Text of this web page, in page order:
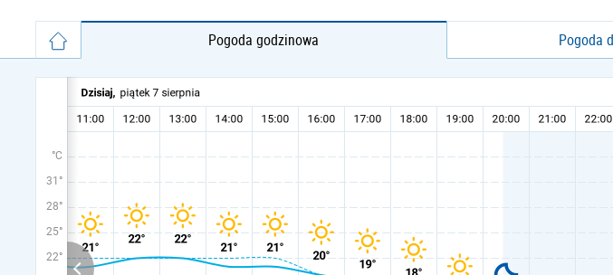
Pogoda godzinowa Pogoda
°C
31°
28°
25°
22°